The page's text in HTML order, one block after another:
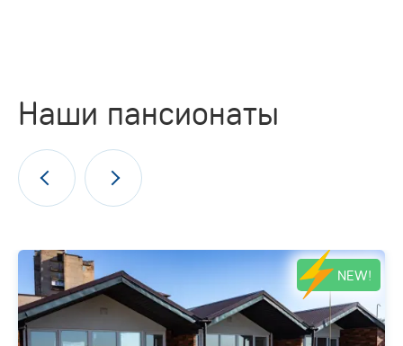
Наши пансионаты
NEW!